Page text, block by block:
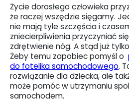
Życie dorosłego człowieka
że raczej wszędzie sięgamy.
nie mają tyle szczęścia i
zniecierpliwienia przyczyniać
zdrętwienie nóg. A stąd już
Żeby temu zapobiec pomyśl o
do fotelika samochodowego.
rozwiązanie dla dziecka, ale
może pomóc w utrzymaniu
samochodem.